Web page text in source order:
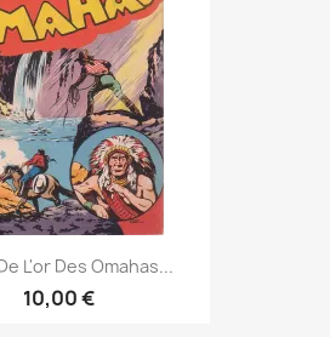
L'or Des Omahas...
10,00 €